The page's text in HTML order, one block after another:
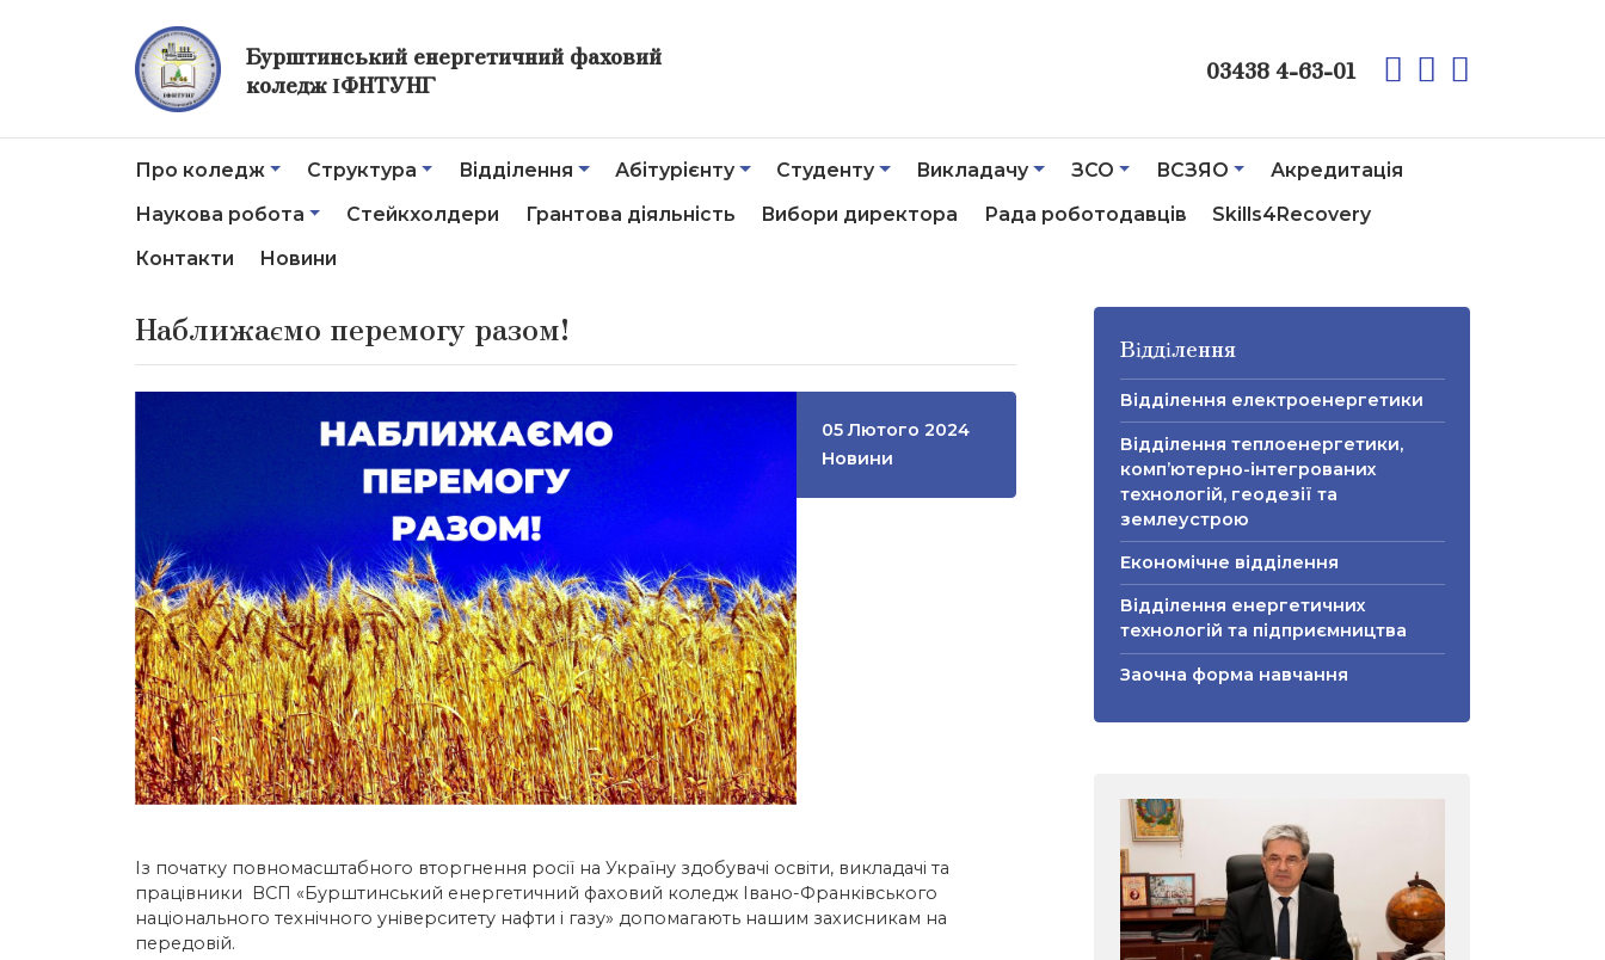
Бурштинський енергетичний фаховий
коледж ІФНТУНГ
03438 4-63-01
Про коледж Структура Відділення Абітурієнту Студенту Викладачу ЗСО ВСЗЯО
Акредитація
Наукова робота
Стейкхолдери Грантова діяльність Вибори директора Рада роботодавців
Skills4Recovery
Контакти
Новини
Наближаємо перемогу разом!
05 Лютого 2024
Новини
Із початку повномасштабного вторгнення росії на Україну здобувачі освіти, викладачі та
працівники ВСП «Бурштинський енергетичний фаховий коледж Івано-Франківського
національного технічного університету нафти і газу» допомагають нашим захисникам на
передовій.
Відділення
Відділення електроенергетики
Відділення теплоенергетики,
комп’ютерно-інтегрованих
технологій, геодезії та
землеустрою
Економічне відділення
Відділення енергетичних
технологій та підприємництва
Заочна форма навчання